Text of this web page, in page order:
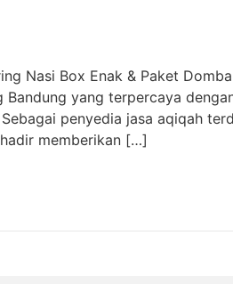
Nasi Box Enak & Paket
Bandung yang terpercaya
penyedia jasa aqiqah
memberikan […]